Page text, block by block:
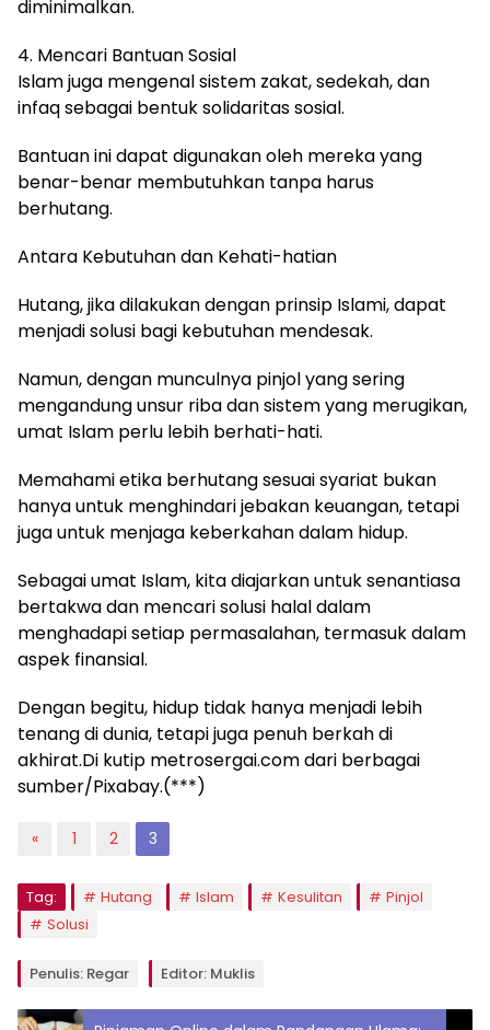
diminimalkan.
4. Mencari Bantuan Sosial
Islam juga mengenal sistem zakat, sedekah, dan
infaq sebagai bentuk solidaritas sosial.
Bantuan ini dapat digunakan oleh mereka yang
benar-benar membutuhkan tanpa harus
berhutang.
Antara Kebutuhan dan Kehati-hatian
Hutang, jika dilakukan dengan prinsip Islami, dapat
menjadi solusi bagi kebutuhan mendesak.
Namun, dengan munculnya pinjol yang sering
mengandung unsur riba dan sistem yang merugikan,
umat Islam perlu lebih berhati-hati.
Memahami etika berhutang sesuai syariat bukan
hanya untuk menghindari jebakan keuangan, tetapi
juga untuk menjaga keberkahan dalam hidup.
Sebagai umat Islam, kita diajarkan untuk senantiasa
bertakwa dan mencari solusi halal dalam
menghadapi setiap permasalahan, termasuk dalam
aspek finansial.
Dengan begitu, hidup tidak hanya menjadi lebih
tenang di dunia, tetapi juga penuh berkah di
akhirat.Di kutip metrosergai.com dari berbagai
sumber/Pixabay.(***)
« 1 2 3
Tag: Hutang Islam Kesulitan
Pinjol
Solusi
Penulis: Regar Editor: Muklis